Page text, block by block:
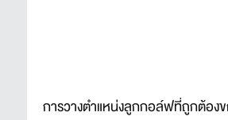
การวางตำแหน่งลูกกอล์ฟที่ถูกต้อง